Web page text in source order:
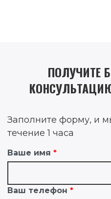
ПОЛУЧИТЕ
Заполните форму, и
течение 1 часа
Ваше имя
Ваш телефон